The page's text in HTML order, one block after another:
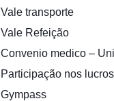
Vale transporte
Vale Refeição
Convenio medico –
Participação nos
Gympass